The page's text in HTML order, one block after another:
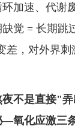
速、代谢
觉 = 长期跳
差，对外界
夜不是直接"
氧化应激三